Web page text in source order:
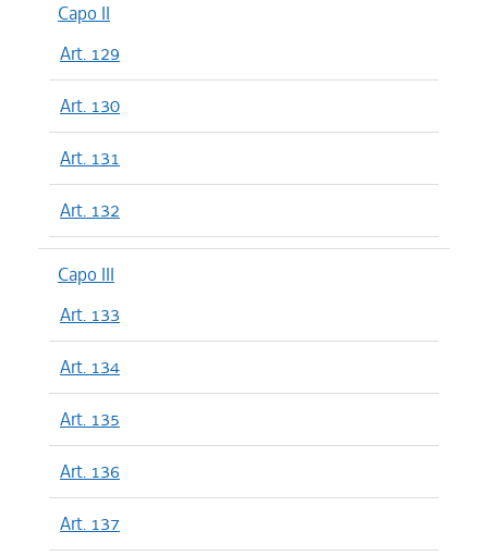
Capo II
Art. 129
Art. 130
Art. 131
Art. 132
Capo III
Art. 133
Art. 134
Art. 135
Art. 136
Art. 137